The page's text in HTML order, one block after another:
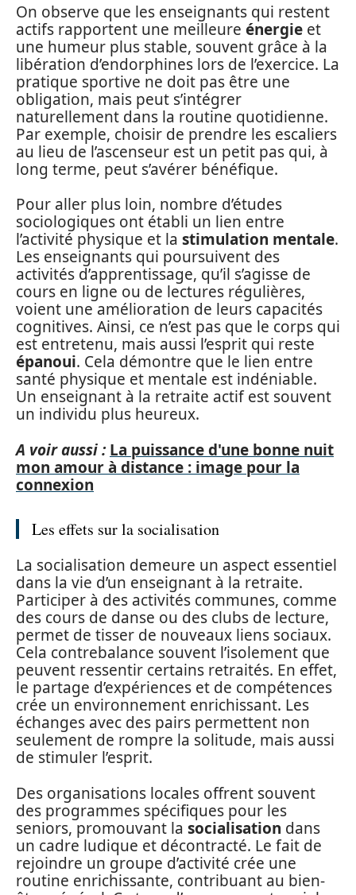
On observe que les enseignants qui restent
actifs rapportent une meilleure énergie et
une humeur plus stable, souvent grâce à la
libération d’endorphines lors de l’exercice. La
pratique sportive ne doit pas être une
obligation, mais peut s’intégrer
naturellement dans la routine quotidienne.
Par exemple, choisir de prendre les escaliers
au lieu de l’ascenseur est un petit pas qui, à
long terme, peut s’avérer bénéfique.
Pour aller plus loin, nombre d’études
sociologiques ont établi un lien entre
l’activité physique et la stimulation mentale.
Les enseignants qui poursuivent des
activités d’apprentissage, qu’il s’agisse de
cours en ligne ou de lectures régulières,
voient une amélioration de leurs capacités
cognitives. Ainsi, ce n’est pas que le corps qui
est entretenu, mais aussi l’esprit qui reste
épanoui. Cela démontre que le lien entre
santé physique et mentale est indéniable.
Un enseignant à la retraite actif est souvent
un individu plus heureux.
A voir aussi : La puissance d'une bonne nuit
mon amour à distance : image pour la
connexion
Les effets sur la socialisation
La socialisation demeure un aspect essentiel
dans la vie d’un enseignant à la retraite.
Participer à des activités communes, comme
des cours de danse ou des clubs de lecture,
permet de tisser de nouveaux liens sociaux.
Cela contrebalance souvent l’isolement que
peuvent ressentir certains retraités. En effet,
le partage d’expériences et de compétences
crée un environnement enrichissant. Les
échanges avec des pairs permettent non
seulement de rompre la solitude, mais aussi
de stimuler l’esprit.
Des organisations locales offrent souvent
des programmes spécifiques pour les
seniors, promouvant la socialisation dans
un cadre ludique et décontracté. Le fait de
rejoindre un groupe d’activité crée une
routine enrichissante, contribuant au bien-